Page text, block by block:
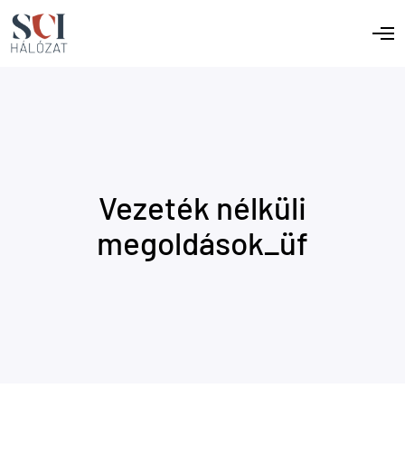
Vezeték nélküli
megoldások_üf